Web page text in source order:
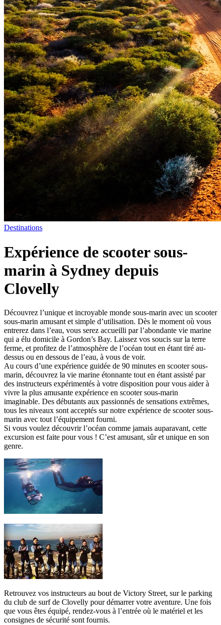
Destinations
Expérience de scooter sous-
marin à Sydney depuis
Clovelly
Découvrez l’unique et incroyable monde sous-marin avec un scooter
sous-marin amusant et simple d’utilisation. Dès le moment où vous
entrerez dans l’eau, vous serez accueilli par l’abondante vie marine
qui a élu domicile à Gordon’s Bay. Laissez vos soucis sur la terre
ferme, et profitez de l’atmosphère de l’océan tout en étant tiré au-
dessus ou en dessous de l’eau, à vous de voir.
Au cours d’une expérience guidée de 90 minutes en scooter sous-
marin, découvrez la vie marine étonnante tout en étant assisté par
des instructeurs expérimentés à votre disposition pour vous aider à
vivre la plus amusante expérience en scooter sous-marin
imaginable. Des débutants aux passionnés de sensations extrêmes,
tous les niveaux sont acceptés sur notre expérience de scooter sous-
marin avec tout l’équipement fourni.
Si vous voulez découvrir l’océan comme jamais auparavant, cette
excursion est faite pour vous ! C’est amusant, sûr et unique en son
genre.
Retrouvez vos instructeurs au bout de Victory Street, sur le parking
du club de surf de Clovelly pour démarrer votre aventure. Une fois
que vous êtes équipé, rendez-vous à l’entrée où le matériel et les
consignes de sécurité sont fournis.